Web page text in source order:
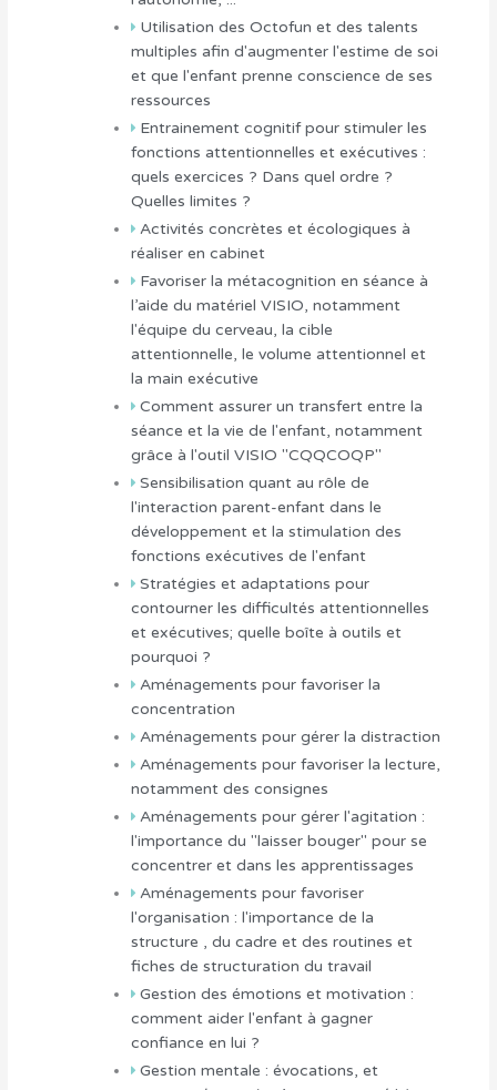
Utilisation des Octofun et des talents
multiples afin d'augmenter l'estime de soi
et que l'enfant prenne conscience de ses
ressources
Entrainement cognitif pour stimuler les
fonctions attentionnelles et exécutives :
quels exercices ? Dans quel ordre ?
Quelles limites ?
Activités concrètes et écologiques à
réaliser en cabinet
Favoriser la métacognition en séance à
l’aide du matériel VISIO, notamment
l'équipe du cerveau, la cible
attentionnelle, le volume attentionnel et
la main exécutive
Comment assurer un transfert entre la
séance et la vie de l'enfant, notamment
grâce à l'outil VISIO "CQQCOQP"
Sensibilisation quant au rôle de
l'interaction parent-enfant dans le
développement et la stimulation des
fonctions exécutives de l'enfant
Stratégies et adaptations pour
contourner les difficultés attentionnelles
et exécutives; quelle boîte à outils et
pourquoi ?
Aménagements pour favoriser la
concentration
Aménagements pour gérer la distraction
Aménagements pour favoriser la lecture,
notamment des consignes
Aménagements pour gérer l'agitation :
l'importance du "laisser bouger" pour se
concentrer et dans les apprentissages
Aménagements pour favoriser
l'organisation : l'importance de la
structure , du cadre et des routines et
fiches de structuration du travail
Gestion des émotions et motivation :
comment aider l'enfant à gagner
confiance en lui ?
Gestion mentale : évocations, et